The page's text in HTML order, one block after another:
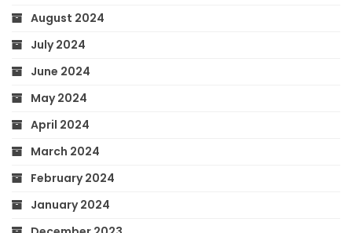
August 2024
July 2024
June 2024
May 2024
April 2024
March 2024
February 2024
January 2024